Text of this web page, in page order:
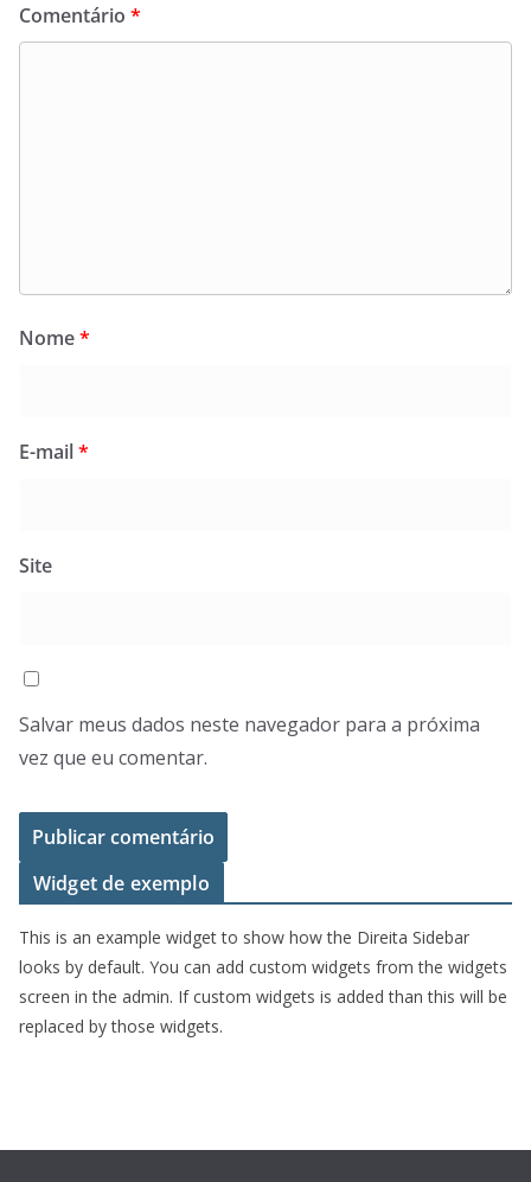
Comentário *
Nome*
E-mail*
Site
Salvar meus dados neste navegador para a próxima
vez que eu comentar.
Widget de exemplo
This is an example widget to show how the Direita Sidebar
looks by default. You can add custom widgets from the widgets
screen in the admin. If custom widgets is added than this will be
replaced by those widgets.